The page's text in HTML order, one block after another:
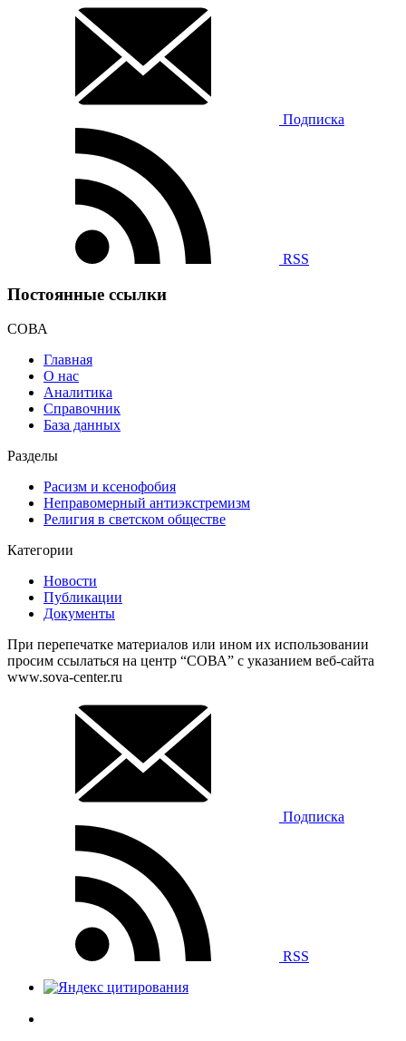
Подписка
RSS
Постоянные ссылки
СОВА
Главная
О нас
Аналитика
Справочник
База данных
Разделы
Расизм и ксенофобия
Неправомерный антиэкстремизм
Религия в светском обществе
Категории
Новости
Публикации
Документы
При перепечатке материалов или ином их использовании
просим ссылаться на центр “СОВА” с указанием веб-сайта
www.sova-center.ru
Подписка
RSS